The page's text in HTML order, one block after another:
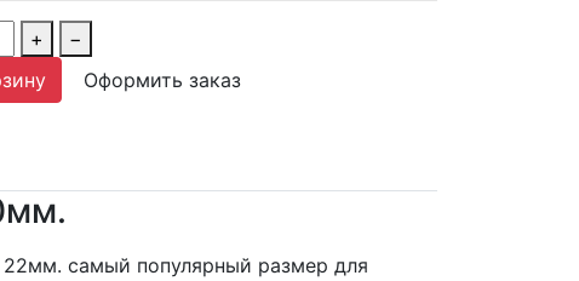
+
−
Оформить заказ
самый популярный размер для